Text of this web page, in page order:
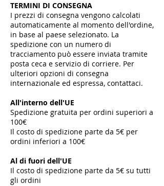
TERMINI DI CONSEGNA
I prezzi di consegna vengono calcolati
automaticamente al momento dell'ordine,
in base al paese selezionato. La
spedizione con un numero di
tracciamento può essere inviata tramite
posta ceca e servizio di corriere. Per
ulteriori opzioni di consegna
internazionale ed espressa, contattaci.
All'interno dell'UE
Spedizione gratuita per ordini superiori a
100€
Il costo di spedizione parte da 5€ per
ordini inferiori a 100€
Al di fuori dell'UE
Il costo di spedizione parte da 5€ su tutti
gli ordini